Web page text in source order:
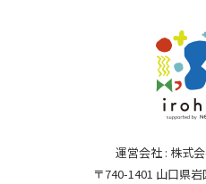
運営会社 : 株式
〒740-1401 山口県